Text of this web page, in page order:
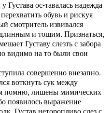
Густава ос-тавалась надежда
обувь и рискуя
смотритель извивался
и тощим. Признаться,
Густаву слезть с забора
видимо на то были свои
совершенно внезапно.
воткнуть сук между
помню, лишены мимических
появилось выражение